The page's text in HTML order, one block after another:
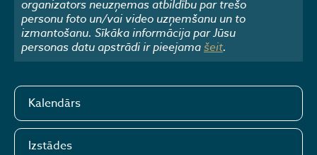
organizators neuzņemas atbildību par trešo
personu foto un/vai video uzņemšanu un to
izmantošanu. Sīkāka informācija par Jūsu
personas datu apstrādi ir pieejamašeit.
Kalendārs
Izstādes